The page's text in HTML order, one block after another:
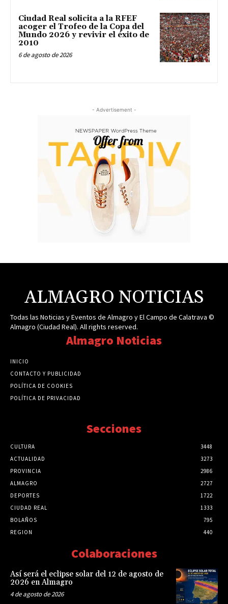
Ciudad Real solicita a la RFEF
acoger el Trofeo de la Copa del
Mundo 2026 y revivir el éxito de
2010
6 de agosto de 2026
- Advertisement -
ALMAGRO NOTICIAS
Todas las Noticias y Eventos de Almagro y El Campo de Calatrava ©
Almagro (Ciudad Real). All rights reserved.
Almagro Noticias
INICIO
CONTACTO Y PUBLICIDAD
POLÍTICA DE COOKIES
POLÍTICA DE PRIVACIDAD
Secciones
CULTURA
3448
ACTUALIDAD
3273
PROVINCIA
2986
ALMAGRO
2727
DEPORTES
1722
CIUDAD REAL
1333
BOLAÑOS
795
REGION
440
Colaboraciones
Así será el eclipse solar del 12 de agosto de
2026 en Almagro
4 de agosto de 2026